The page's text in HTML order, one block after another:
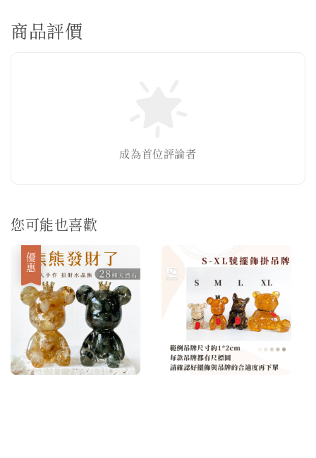
商品評價
成為首位評論者
您可能也喜歡
優惠